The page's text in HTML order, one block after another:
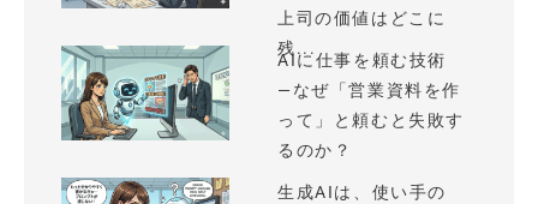
上司の価値はどこに
残...
AIに仕事を頼む技術
—なぜ「営業資料を作
って」と頼むと失敗す
るのか？
生成AIは、使い手の